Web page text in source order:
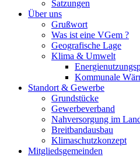
Satzungen
Über uns
Grußwort
Was ist eine VGem ?
Geografische Lage
Klima & Umwelt
Kommunale
Standort & Gewerbe
Grundstücke
Gewerbeverband
Nahversorgung im
Breitbandausbau
Klimaschutzkonzept
Mitgliedsgemeinden